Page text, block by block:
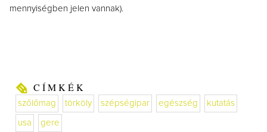
mennyiségben jelen vannak).
CÍMKÉK
szőlőmag törköly szépségipar egészség kutatás
usa gere